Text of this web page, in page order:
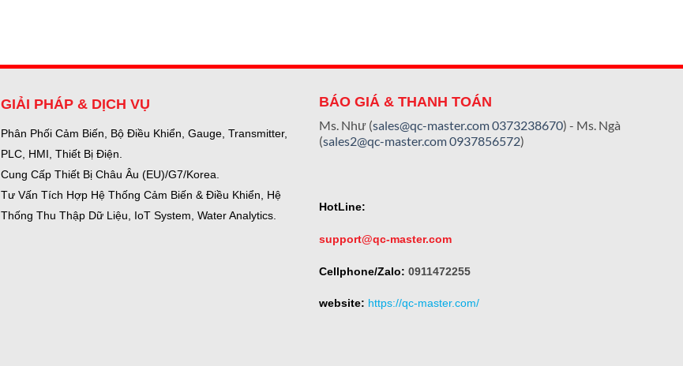
GIẢI PHÁP & DỊCH VỤ
Phân Phối Cảm Biến, Bộ Điều Khiển, Gauge, Transmitter,
PLC, HMI, Thiết Bị Điện.
Cung Cấp Thiết Bị Châu Âu (EU)/G7/Korea.
Tư Vấn Tích Hợp Hệ Thống Cảm Biến & Điều Khiển, Hệ
Thống Thu Thập Dữ Liệu, IoT System, Water Analytics.
BÁO GIÁ & THANH TOÁN
Ms. Như (sales@qc-master.com0373238670) - Ms. Ngà
(sales2@qc-master.com0937856572)
HotLine:
support@qc-master.com
Cellphone/Zalo: 0911472255
website: https://qc-master.com/